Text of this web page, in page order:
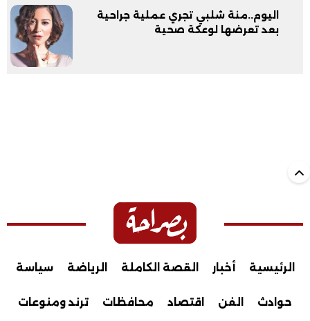
اليوم..منة شلبي تجري عملية جراحية
بعد تعرضها لوعكة صحية
الرئيسية أخبار القصة الكاملة الرياضة سياسة
حوادث الفن اقتصاد محافظات ترند ومنوعات